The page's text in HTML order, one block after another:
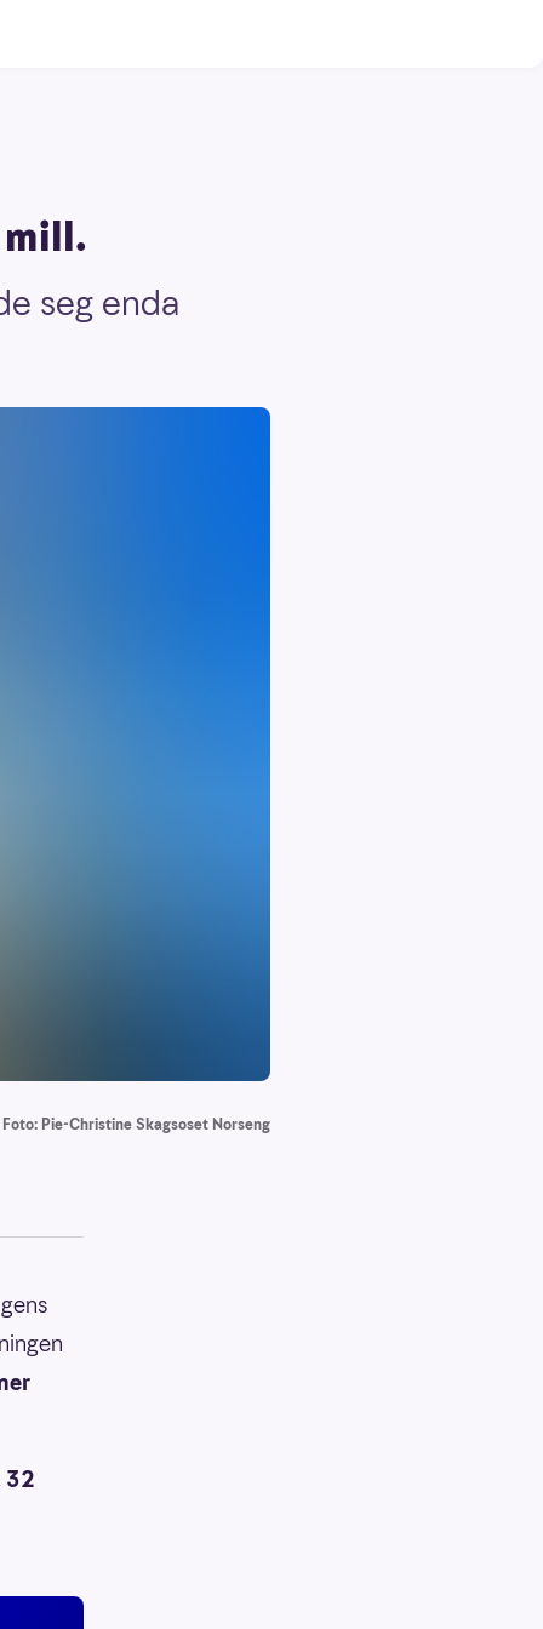
seg enda
Foto: Pie-Christine Skagsoset Norseng
32